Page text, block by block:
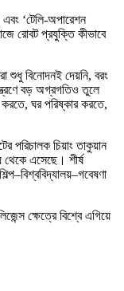
‘টেলি-অপারেশন
রোবট প্রযুক্তি কীভাবে
শুধু বিনোদনই দেয়নি, বরং
বড় অগ্রগতিও তুলে
ঘর পরিষ্কার করতে,
পরিচালক চিয়াং তাকুয়ান
থেকে এসেছে। শীর্ষ
ক্ষেত্রে বিশ্বে এগিয়ে